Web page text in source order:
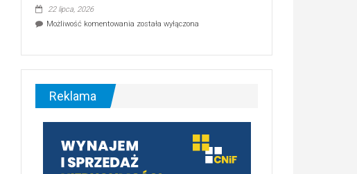
22 lipca, 2026
Możliwość komentowania Ekologiczne
–
malownicza
[fotorelacja]
została wyłączona
Reklama